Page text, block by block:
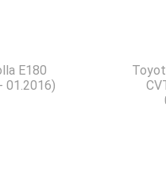
E180
01.2016)